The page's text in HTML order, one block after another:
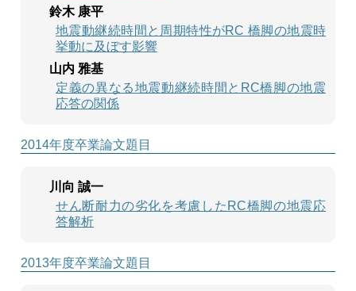
鈴木 康平
地震動継続時間と周期特性がRC 橋脚の地震時
挙動に及ぼす影響
山内 雅基
定義の異なる地震動継続時間とRC橋脚の地震
応答の関係
2014年度卒業論文題目
川向 誠一
せん断耐力の劣化を考慮したRC橋脚の地震応
答解析
2013年度卒業論文題目